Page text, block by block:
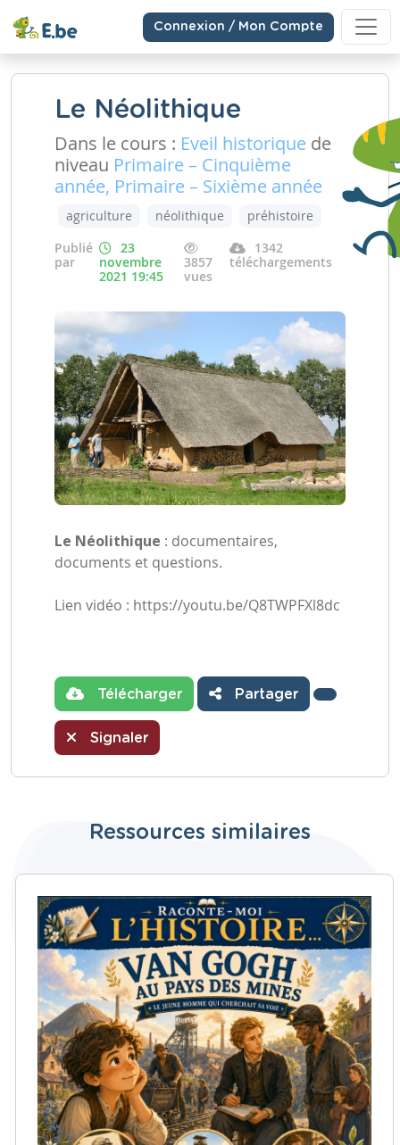
Connexion / Mon Compte
Le Néolithique
Dans le cours : Eveil historique de
niveau Primaire – Cinquième
année, Primaire – Sixième année
agriculture néolithique
préhistoire
Publié
par
23
novembre
2021 19:45
3857
vues
1342
téléchargements
Le Néolithique : documentaires,
documents et questions.
Lien vidéo : https://youtu.be/Q8TWPFXl8dc
Télécharger Partager
Signaler
Ressources similaires